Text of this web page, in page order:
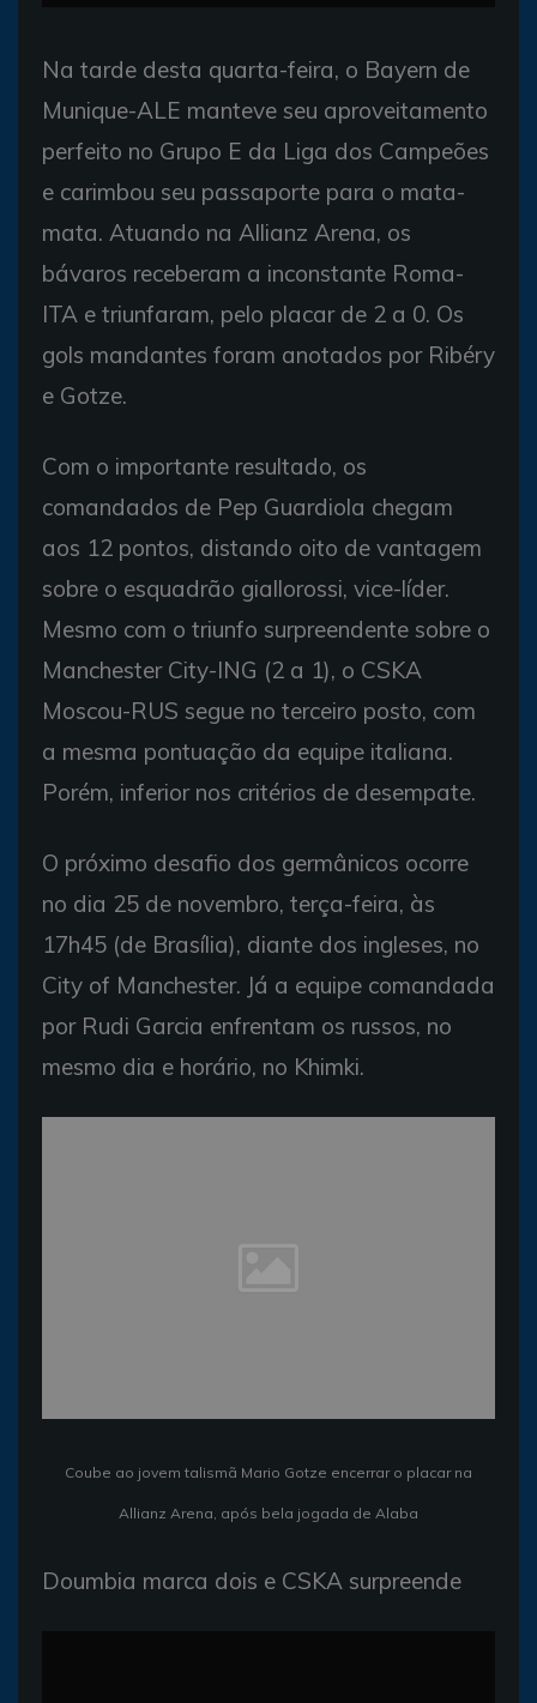
Na tarde desta quarta-feira, o Bayern de
Munique-ALE manteve seu aproveitamento
perfeito no Grupo E da Liga dos Campeões
e carimbou seu passaporte para o mata-
mata. Atuando na Allianz Arena, os
bávaros receberam a inconstante Roma-
ITA e triunfaram, pelo placar de 2 a 0. Os
gols mandantes foram anotados por Ribéry
e Gotze.
Com o importante resultado, os
comandados de Pep Guardiola chegam
aos 12 pontos, distando oito de vantagem
sobre o esquadrão giallorossi, vice-líder.
Mesmo com o triunfo surpreendente sobre o
Manchester City-ING (2 a 1), o CSKA
Moscou-RUS segue no terceiro posto, com
a mesma pontuação da equipe italiana.
Porém, inferior nos critérios de desempate.
O próximo desafio dos germânicos ocorre
no dia 25 de novembro, terça-feira, às
17h45 (de Brasília), diante dos ingleses, no
City of Manchester. Já a equipe comandada
por Rudi Garcia enfrentam os russos, no
mesmo dia e horário, no Khimki.
Coube ao jovem talismã Mario Gotze encerrar o placar na
Allianz Arena, após bela jogada de Alaba
Doumbia marca dois e CSKA surpreende